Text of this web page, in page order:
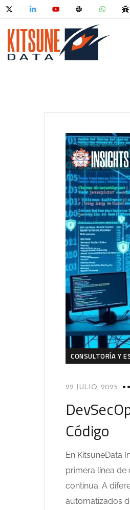
CONSULTORÍA Y
22 JULIO, 2025
Código
En KitsuneData
primera línea
continua. A
automatizados